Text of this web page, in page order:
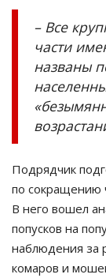
– Все
части
названы
Подрядчик
по сокращению
В него вошел
попусков на
наблюдения за
комаров и